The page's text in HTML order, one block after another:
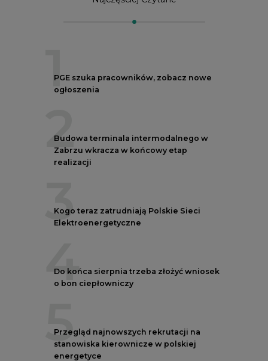
1
PGE szuka pracowników, zobacz nowe
ogłoszenia
2
Budowa terminala intermodalnego w
Zabrzu wkracza w końcowy etap
realizacji
3
Kogo teraz zatrudniają Polskie Sieci
Elektroenergetyczne
4
Do końca sierpnia trzeba złożyć wniosek
o bon ciepłowniczy
5
Przegląd najnowszych rekrutacji na
stanowiska kierownicze w polskiej
energetyce